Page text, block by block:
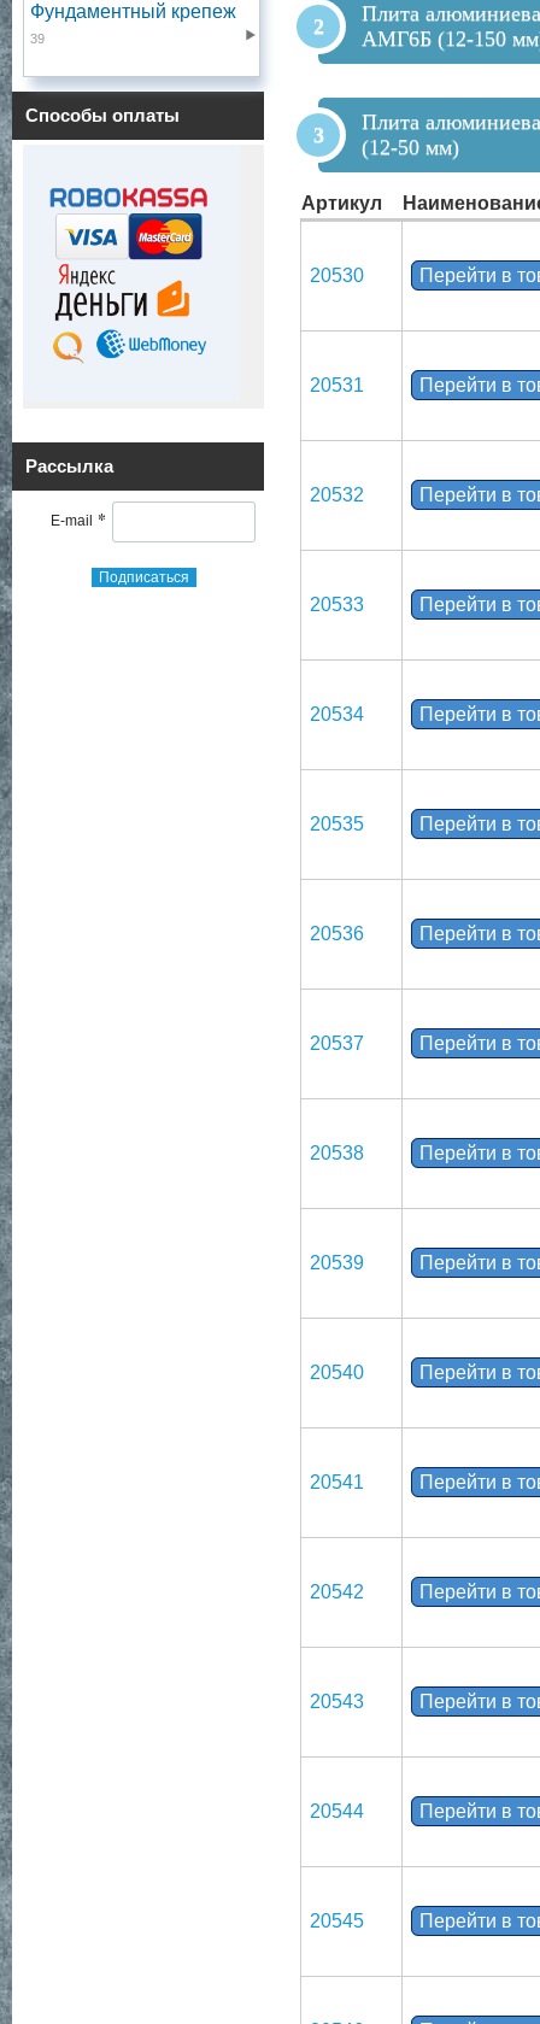
Фундаментный крепеж
39
Способы оплаты
Рассылка
E-mail *
Подписаться
Плита
АМГ6Б (12-150
Плита
(12-50 мм)
Артикул
20530 Перейти в
20531 Перейти в
20532 Перейти в
20533 Перейти в
20534 Перейти в
20535 Перейти в
20536 Перейти в
20537 Перейти в
20538 Перейти в
20539 Перейти в
20540 Перейти в
20541 Перейти в
20542 Перейти в
20543 Перейти в
20544 Перейти в
20545 Перейти в